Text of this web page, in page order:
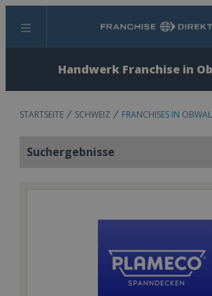
Menü Suchen
Handwerk Franchise in
STARTSEITE SCHWEIZ FRANCHISES IN
Suchergebnisse